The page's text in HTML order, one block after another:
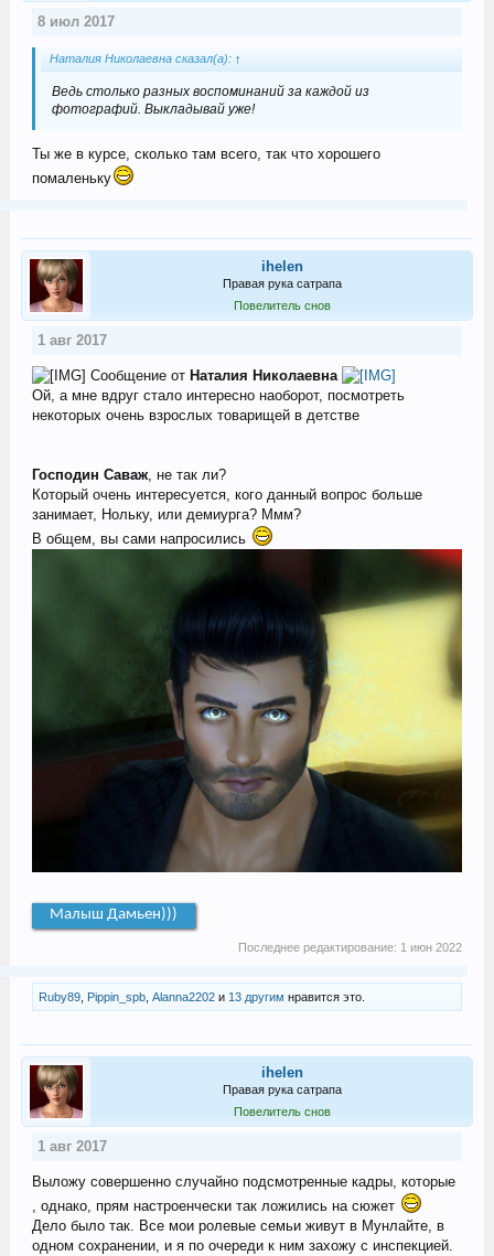
8 июл 2017
Наталия Николаевна сказал(а): ↑
Ведь столько разных воспоминаний за каждой из
фотографий. Выкладывай уже!
Ты же в курсе, сколько там всего, так что хорошего
помаленьку
ihelen
Правая рука сатрапа
Повелитель снов
1 авг 2017
Сообщение от Наталия Николаевна
Ой, а мне вдруг стало интересно наоборот, посмотреть
некоторых очень взрослых товарищей в детстве
Господин Саваж, не так ли?
Который очень интересуется, кого данный вопрос больше
занимает, Нольку, или демиурга? Ммм?
В общем, вы сами напросились
Малыш Дамьен)))
Последнее редактирование: 1 июн 2022
Ruby89, Pippin_spb, Alanna2202и 13 другим нравится это.
ihelen
Правая рука сатрапа
Повелитель снов
1 авг 2017
Выложу совершенно случайно подсмотренные кадры, которые
, однако, прям настроенчески так ложились на сюжет
Дело было так. Все мои ролевые семьи живут в Мунлайте, в
одном сохранении, и я по очереди к ним захожу с инспекцией.